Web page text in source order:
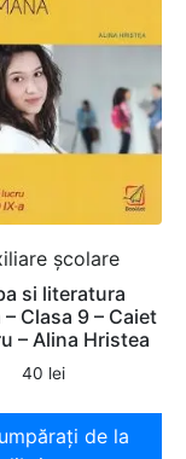
şcolare
si literatura
Clasa 9 – Caiet
– Alina Hristea
40 lei
de la